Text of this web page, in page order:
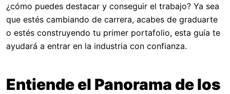
¿cómo puedes destacar y conseguir el trabajo? Ya sea
que estés cambiando de carrera, acabes de graduarte
o estés construyendo tu primer portafolio, esta guía te
ayudará a entrar en la industria con confianza.
Entiende el Panorama de los